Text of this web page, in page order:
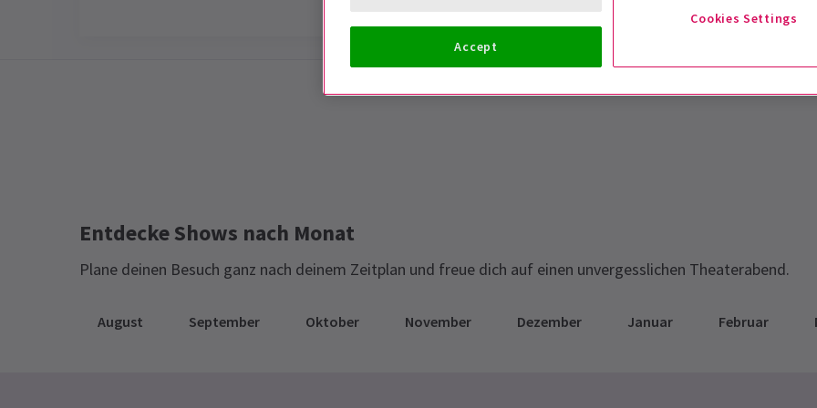
BY THE BOG OF CATS IST JETZT
Entdecke Shows nach Monat
Plane deinen Besuch ganz nach deinem Zeitplan und freue dich auf einen unvergesslichen Theaterabend.
August September Oktober November Dezember Januar Februar
Cookies Settings
Accept